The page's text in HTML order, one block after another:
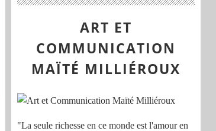
ART ET
COMMUNICATION
MAÏTÉ MILLIÉROUX
"La seule richesse en ce monde est l'amour en